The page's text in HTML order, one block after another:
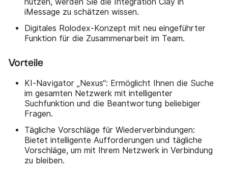
iMessage zu schätzen wissen.
Digitales Rolodex-Konzept mit neu eingeführter
Funktion für die Zusammenarbeit im Team.
Vorteile
KI-Navigator „Nexus“: Ermöglicht Ihnen die Suche
im gesamten Netzwerk mit intelligenter
Suchfunktion und die Beantwortung beliebiger
Fragen.
Tägliche Vorschläge für Wiederverbindungen:
Bietet intelligente Aufforderungen und tägliche
Vorschläge, um mit Ihrem Netzwerk in Verbindung
zu bleiben.